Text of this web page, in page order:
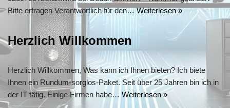
Bitte erfragen Verantwortlich für den…Weiterlesen »
Herzlich Willkommen
Herzlich Willkommen, Was kann ich Ihnen bieten? Ich biete
Ihnen ein Rundum-sorglos-Paket. Seit über 25 Jahren bin ich in
der IT tätig. Einige Firmen habe… Weiterlesen »